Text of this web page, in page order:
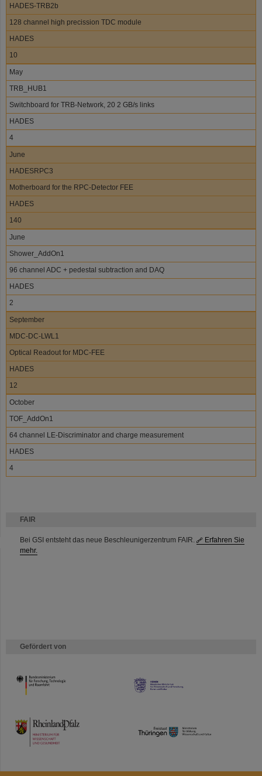
FAIR
Bei GSI entsteht das neue Beschleunigerzentrum FAIR.
Erfahren Sie
mehr.
Gefördert von
HMWK
TMWWDG
HADES-TRB2b
128 channel high precission TDC module
HADES
10
May
TRB_HUB1
Switchboard for TRB-Network, 20 2 GB/s links
HADES
4
June
HADESRPC3
Motherboard for the RPC-Detector FEE
HADES
140
June
Shower_AddOn1
96 channel ADC + pedestal subtraction and DAQ
HADES
2
September
MDC-DC-LWL1
Optical Readout for MDC-FEE
HADES
12
October
TOF_AddOn1
64 channel LE-Discriminator and charge measurement
HADES
4